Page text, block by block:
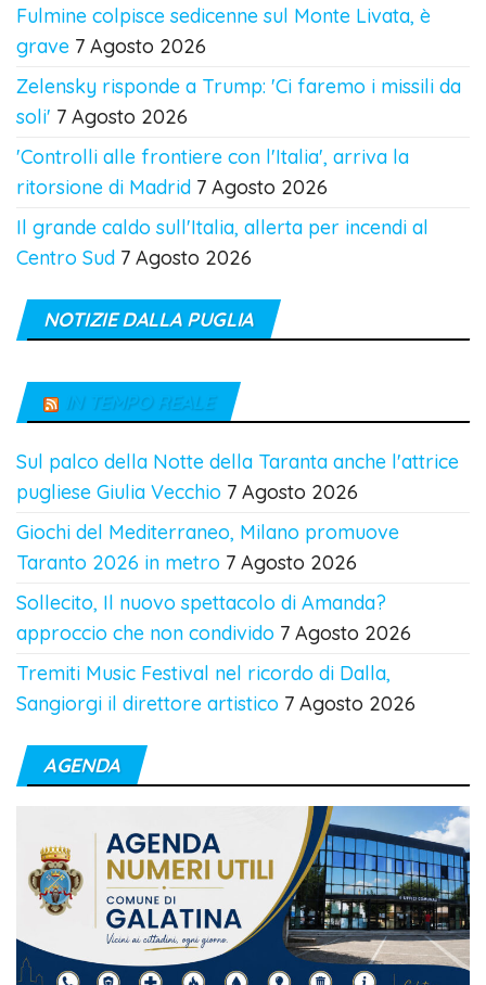
Fulmine colpisce sedicenne sul Monte Livata, è
grave 7 Agosto 2026
Zelensky risponde a Trump: 'Ci faremo i missili da
soli' 7 Agosto 2026
'Controlli alle frontiere con l'Italia', arriva la
ritorsione di Madrid 7 Agosto 2026
Il grande caldo sull'Italia, allerta per incendi al
Centro Sud 7 Agosto 2026
NOTIZIE DALLA PUGLIA
IN TEMPO REALE
Sul palco della Notte della Taranta anche l'attrice
pugliese Giulia Vecchio 7 Agosto 2026
Giochi del Mediterraneo, Milano promuove
Taranto 2026 in metro 7 Agosto 2026
Sollecito, Il nuovo spettacolo di Amanda?
approccio che non condivido 7 Agosto 2026
Tremiti Music Festival nel ricordo di Dalla,
Sangiorgi il direttore artistico 7 Agosto 2026
AGENDA